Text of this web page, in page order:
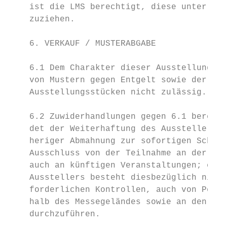
ist die LMS berechtigt, diese unter
    zuziehen.
6. VERKAUF / MUSTERABGABE
6.1 Dem Charakter dieser Ausstellung
von Mustern gegen Entgelt sowie der
    Ausstellungsstücken nicht zulässig.
6.2 Zuwiderhandlungen gegen 6.1
det der Weiterhaftung des Ausstellers
heriger Abmahnung zur sofortigen
Ausschluss von der Teilnahme an der
auch an künftigen Veranstaltungen;
Ausstellers besteht diesbezüglich
forderlichen Kontrollen, auch von
halb des Messegeländes sowie an den
    durchzuführen.